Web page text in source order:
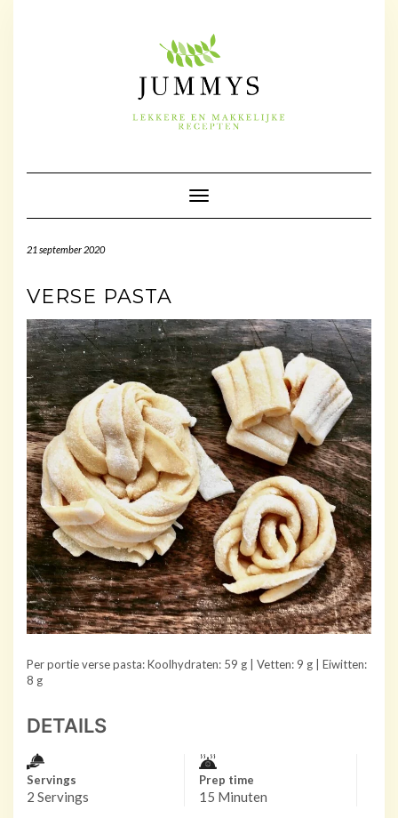
Toggle navigatie
21 september 2020
VERSE PASTA
Per portie verse pasta: Koolhydraten: 59 g | Vetten: 9 g | Eiwitten:
8 g
DETAILS
Servings
2 Servings
Prep time
15 Minuten